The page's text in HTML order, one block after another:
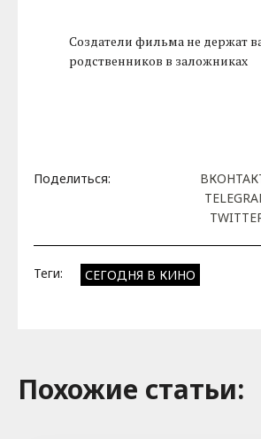
Создатели фильма не держат
родственников в заложниках
Поделиться:
Теги: СЕГОДНЯ В КИНО
Похожие cтатьи: